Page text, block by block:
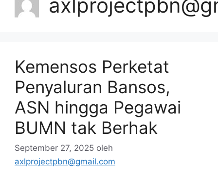
Kemensos Perketat
Penyaluran Bansos,
ASN hingga Pegawai
BUMN tak Berhak
September 27, 2025 oleh
axlprojectpbn@gmail.com